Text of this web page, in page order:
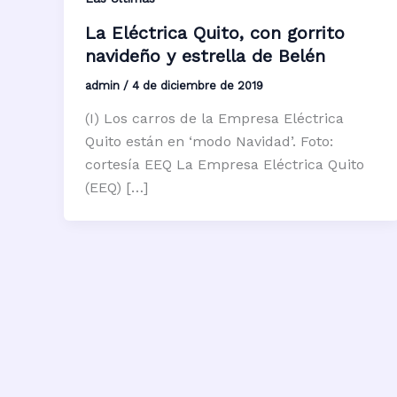
La Eléctrica Quito, con gorrito
navideño y estrella de Belén
admin / 4 de diciembre de 2019
(I) Los carros de la Empresa Eléctrica
Quito están en ‘modo Navidad’. Foto:
cortesía EEQ La Empresa Eléctrica Quito
(EEQ) […]